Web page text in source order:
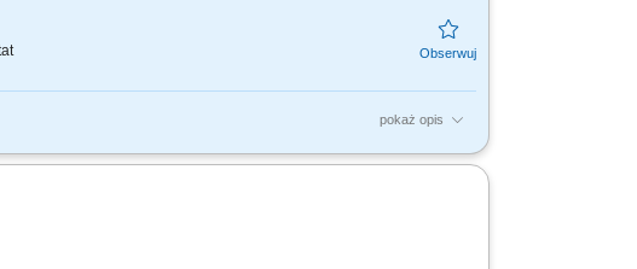
pokaż opis
wsparcie Zarządu oraz codzienną opiekę